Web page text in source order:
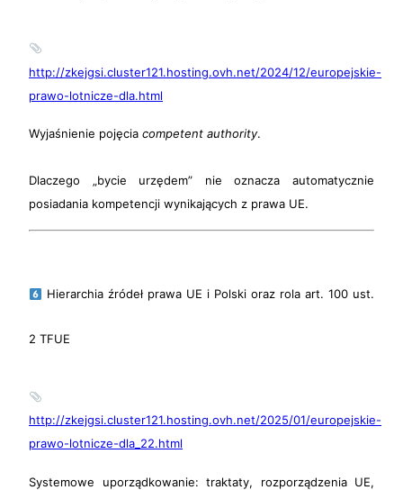
http://zkejgsi.cluster121.hosting.ovh.net/2024/12/europejskie-
prawo-lotnicze-dla.html
Wyjaśnienie pojęcia competent authority.
Dlaczego „bycie urzędem” nie oznacza automatycznie
posiadania kompetencji wynikających z prawa UE.
Hierarchia źródeł prawa UE i Polski oraz rola art. 100 ust.
2 TFUE
http://zkejgsi.cluster121.hosting.ovh.net/2025/01/europejskie-
prawo-lotnicze-dla_22.html
Systemowe uporządkowanie: traktaty, rozporządzenia UE,